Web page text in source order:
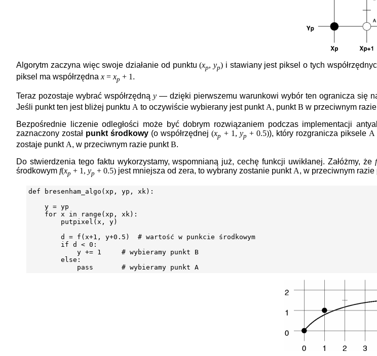
Algorytm zaczyna więc swoje działanie od punktu(xp,yp) i stawiany jest piksel o tych
piksel ma współrzędna x = xp + 1 .
Teraz pozostaje wybrać współrzędną y— dzięki pierwszemu warunkowi wybór ten ogranicza się
Jeśli punkt ten jest bliżej punktu A to oczywiście wybierany jest punkt A, punktB w przeciwnym
Bezpośrednie liczenie odległości może być dobrym rozwiązaniem podczas implementacji
zaznaczony został punkt środkowy (o współrzędnej(xp + 1, yp + 0.5)), który rozgranicza piksele A
zostaje punkt A, w przeciwnym razie punktB.
Do stwierdzenia tego faktu wykorzystamy, wspomnianą już, cechę funkcji uwikłanej. Załóżmy, że f
środkowym f(xp + 1, yp + 0.5) jest mniejsza od zera, to wybrany zostanie punkt A, w przeciwnym razie
def bresenham_algo(xp, yp, xk):
    y = yp
    for x in range(xp, xk):
        putpixel(x, y)
        d = f(x+1, y+0.5)  # wartość w punkcie środkowym
        if d < 0:
            y += 1     # wybieramy punkt B
        else: